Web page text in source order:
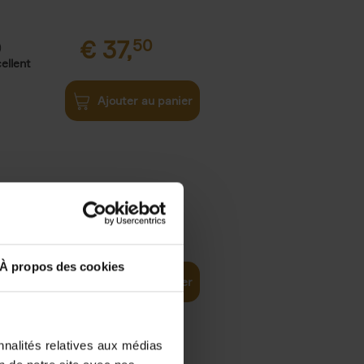
À propos des cookies
relatives aux médias
€ 37,50
Ajouter au panier
world 29,99
Ajouter au panier